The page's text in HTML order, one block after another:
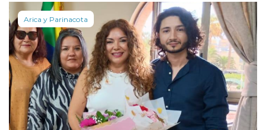
Arica y Parinacota